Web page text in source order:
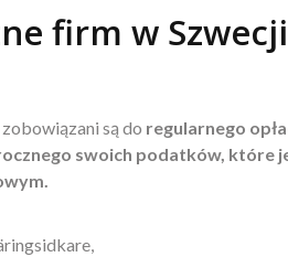
firm w
są do regularnego
swoich podatków, które